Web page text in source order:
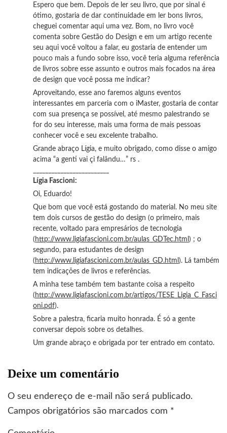
Espero que bem. Depois de ler seu livro, que por sinal é
ótimo, gostaria de dar continuidade em ler bons livros,
cheguei comentar aqui uma vez. Bom, no livro você
comenta sobre Gestão do Design e em um artigo recente
seu aqui você voltou a falar, eu gostaria de entender um
pouco mais a fundo sobre isso, você teria alguma referência
de livros sobre esse assunto e outros mais focados na área
de design que você possa me indicar?
Aproveitando, esse ano faremos alguns eventos
interessantes em parceria com o iMaster, gostaria de contar
com sua presença se possível, até mesmo palestrando se
for do seu interesse, mais uma forma de mais pessoas
conhecer você e seu excelente trabalho.
Grande abraço Lígia, e muito obrigado, como disse o amigo
acima “a genti vai çi falându…” rs .
Lígia Fascioni:
Oi, Eduardo!
Que bom que você está gostando do material. No meu site
tem dois cursos de gestão do design (o primeiro, mais
recente, voltado para empresários de tecnologia
( http://www.ligiafascioni.com.br/aulas_GDTec.html ) ; o
segundo, para estudantes de design
( http://www.ligiafascioni.com.br/aulas_GD.html ). Lá também
tem indicações de livros e referências.
A minha tese também tem bastante coisa a respeito
( http://www.ligiafascioni.com.br/artigos/TESE_Ligia_C_Fasci
oni.pdf).
Sobre a palestra, ficaria muito honrada. É só a gente
conversar depois sobre os detalhes.
Um grande abraço e obrigada por ter entrado em contato.
Deixe um comentário
O seu endereço de e-mail não será publicado.
Campos obrigatórios são marcados com *